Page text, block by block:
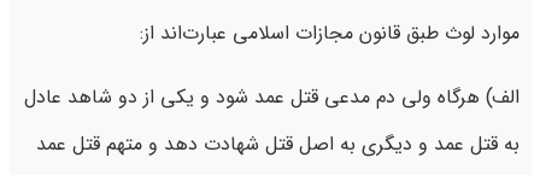
موارد لوث طبق قانون مجازات اسلامی عبارت‌اند از:
الف) هرگاه ولی دم مدعی قتل عمد شود و یکی از دو شاهد عادل
به قتل عمد و دیگری به اصل قتل شهادت دهد و متهم قتل عمد